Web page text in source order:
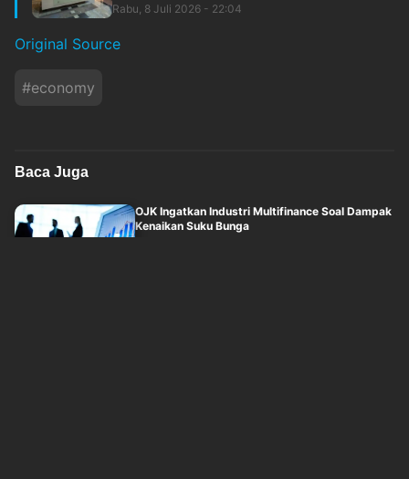
Rabu, 8 Juli 2026 - 22:04
Original Source
#economy
Baca Juga
OJK Ingatkan Industri Multifinance Soal Dampak
Kenaikan Suku Bunga